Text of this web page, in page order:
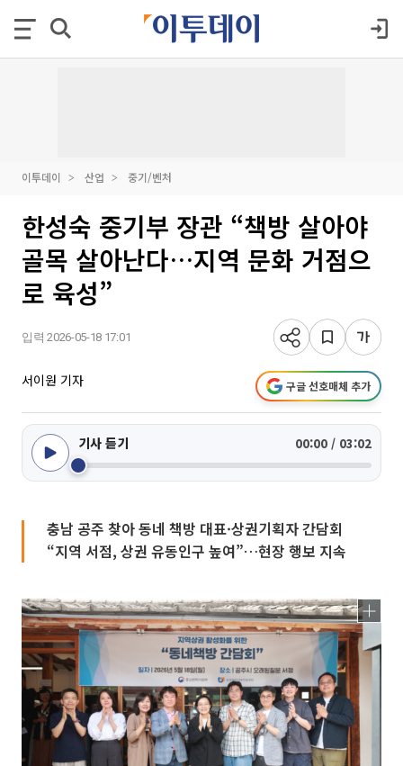
이투데이 산업 중기/벤처
한성숙 중기부 장관 “책방 살아야
골목 살아난다…지역 문화 거점으
로 육성”
입력 2026-05-18 17:01
서이원 기자 구글 선호매체 추가
기사 듣기 00:00 / 03:02
충남 공주 찾아 동네 책방 대표·상권기획자 간담회
“지역 서점, 상권 유동인구 높여”…현장 행보 지속